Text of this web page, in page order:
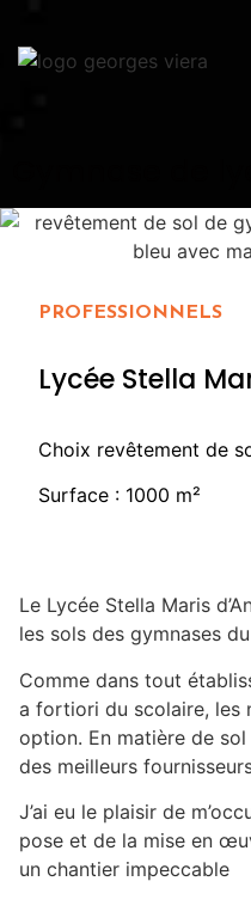
PROFESSIONNELS
Lycée Stella
Choix revêtement de
Surface : 1000 m²
Le Lycée Stella Maris
les sols des gymnases
Comme dans tout
a fortiori du scolaire, les
option. En matière de
des meilleurs
J’ai eu le plaisir de
pose et de la mise en
un chantier impeccable